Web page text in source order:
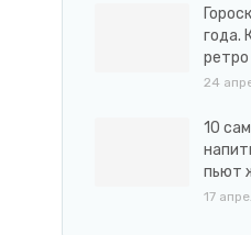
года.
24
10
пьют
17